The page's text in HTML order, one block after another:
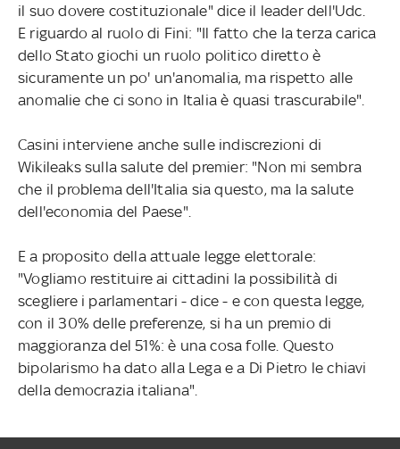
il suo dovere costituzionale" dice il leader dell'Udc.
E riguardo al ruolo di Fini: "Il fatto che la terza carica
dello Stato giochi un ruolo politico diretto è
sicuramente un po' un'anomalia, ma rispetto alle
anomalie che ci sono in Italia è quasi trascurabile".
Casini interviene anche sulle indiscrezioni di
Wikileaks sulla salute del premier: "Non mi sembra
che il problema dell'Italia sia questo, ma la salute
dell'economia del Paese".
E a proposito della attuale legge elettorale:
"Vogliamo restituire ai cittadini la possibilità di
scegliere i parlamentari - dice - e con questa legge,
con il 30% delle preferenze, si ha un premio di
maggioranza del 51%: è una cosa folle. Questo
bipolarismo ha dato alla Lega e a Di Pietro le chiavi
della democrazia italiana".